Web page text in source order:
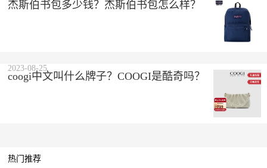
杰斯伯书包多少钱？杰斯伯书包怎么样？
coogi中文叫什么牌子？COOGI是酷奇吗？
2023-08-25
热门推荐